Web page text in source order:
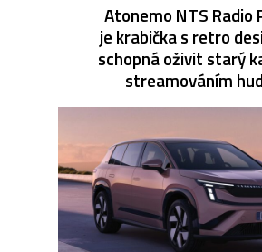
Atonemo NTS Radio
je krabička s retro
schopná oživit starý
streamováním